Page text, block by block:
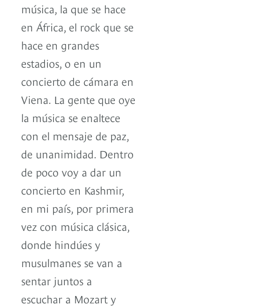
música, la que se hace
en África, el rock que se
hace en grandes
estadios, o en un
concierto de cámara en
Viena. La gente que oye
la música se enaltece
con el mensaje de paz,
de unanimidad. Dentro
de poco voy a dar un
concierto en Kashmir,
en mi país, por primera
vez con música clásica,
donde hindúes y
musulmanes se van a
sentar juntos a
escuchar a Mozart y